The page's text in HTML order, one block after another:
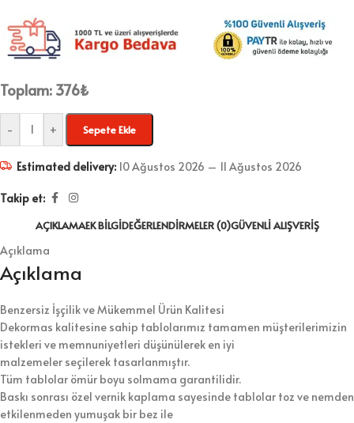
Toplam: 376₺
- + Sepete Ekle
Estimated delivery: 10 Ağustos 2026 – 11 Ağustos 2026
Takip et:
AÇIKLAMAEK BILGIDEĞERLENDIRMELER (0)GÜVENLI ALIŞVERIŞ
Açıklama
Açıklama
Benzersiz İşçilik ve Mükemmel Ürün Kalitesi
Dekormas kalitesine sahip tablolarımız tamamen müşterilerimizin
istekleri ve memnuniyetleri düşünülerek en iyi
malzemeler seçilerek tasarlanmıştır.
Tüm tablolar ömür boyu solmama garantilidir.
Baskı sonrası özel vernik kaplama sayesinde tablolar toz ve nemden
etkilenmeden yumuşak bir bez ile